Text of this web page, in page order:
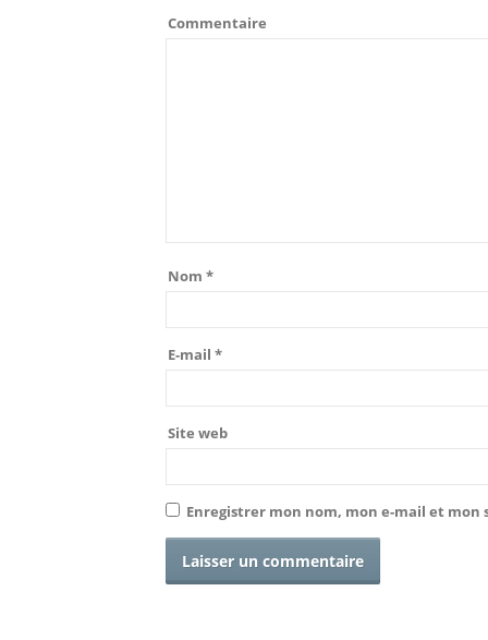
Commentaire
Nom *
E-mail *
Site web
Enregistrer mon nom, mon e-mail et